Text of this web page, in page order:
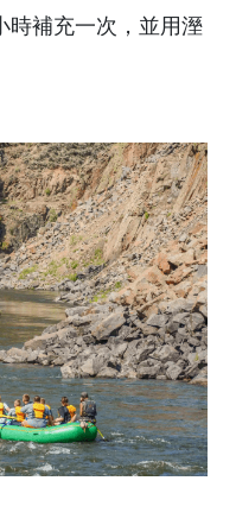
時補充一次，並用溼